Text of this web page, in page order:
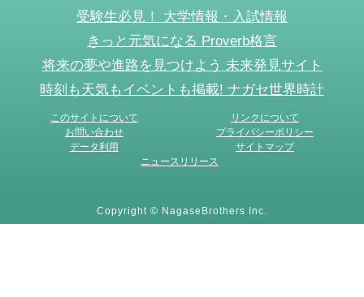
受験生必見！ 大学情報・入試情報
きっと元気になる Proverb格言
将来の夢や進路を見つけよう 未来発見サイト
時刻も天気もイベントも掲載! ナガセ世界時計
このサイトについて
リンクについて
お問い合わせ
プライバシーポリシー
データ利用
サイトマップ
ニュースリリース
Copyright © NagaseBrothers Inc.